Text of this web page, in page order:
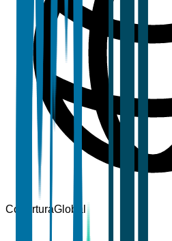
CoberturaGlobal